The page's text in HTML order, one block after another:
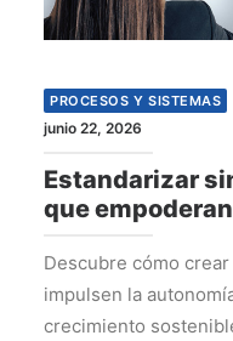
PROCESOS Y SISTEMAS
junio 22, 2026
Estandarizar
que
Descubre cómo
impulsen la
crecimiento